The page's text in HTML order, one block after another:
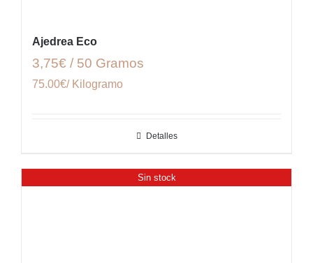
Ajedrea Eco
3,75€ / 50 Gramos
75.00€/ Kilogramo
Detalles
Sin stock